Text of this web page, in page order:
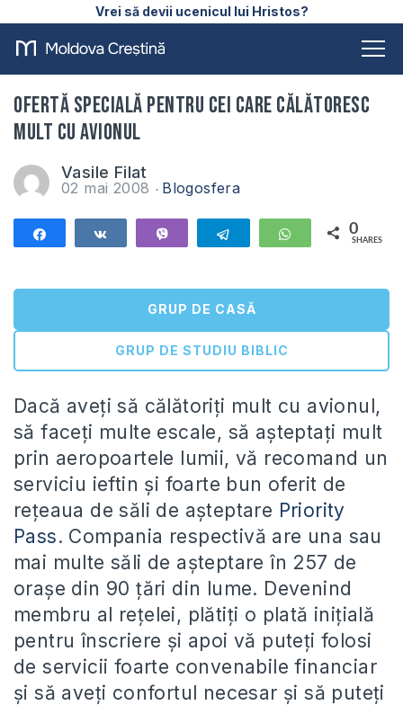
Vrei să devii ucenicul lui Hristos?
Ofertă specială pentru cei care călătoresc
mult cu avionul
Vasile Filat
02 mai 2008 Blogosfera
Telegram WhatsApp
0
SHARES
GRUP DE CASĂ
GRUP DE STUDIU BIBLIC
Dacă aveţi să călătoriţi mult cu avionul,
să faceţi multe escale, să aşteptaţi mult
prin aeropoartele lumii, vă recomand un
serviciu ieftin şi foarte bun oferit de
reţeaua de săli de aşteptare Priority
Pass. Compania respectivă are una sau
mai multe săli de aşteptare în 257 de
oraşe din 90 ţări din lume. Devenind
membru al reţelei, plătiţi o plată iniţială
pentru înscriere şi apoi vă puteţi folosi
de servicii foarte convenabile financiar
şi să aveţi confortul necesar şi să puteţi